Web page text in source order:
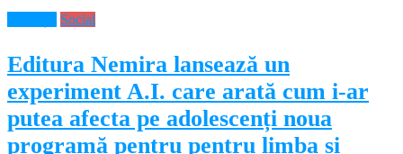
Social
Editura Nemira lansează un
experiment A.I. care arată cum i-ar
putea afecta pe adolescenți noua
programă pentru pentru limba și